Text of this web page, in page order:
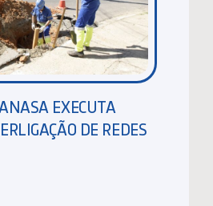
EXECUTA
DE REDES